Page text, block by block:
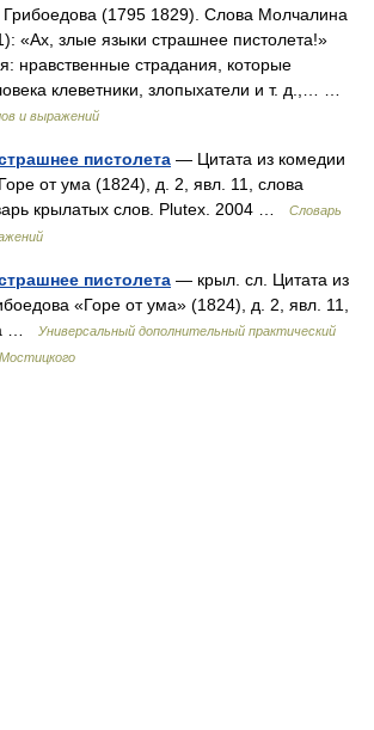
(1795 1829). Слова Молчалина
«Ах, злые языки страшнее пистолета!»
нравственные страдания, которые
клеветники, злопыхатели и т. д.,… …
и выражений
пистолета — Цитата из комедии
от ума (1824), д. 2, явл. 11, слова
крылатых слов. Plutex. 2004 …
Словарь
пистолета — крыл. сл. Цитата из
«Горе от ума» (1824), д. 2, явл. 11,
…
Универсальный дополнительный практический